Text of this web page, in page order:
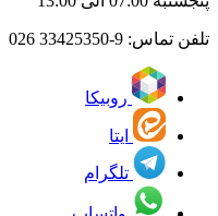
تلفن تماس: 33425350-9 026
روبیکا
ایتا
تلگرام